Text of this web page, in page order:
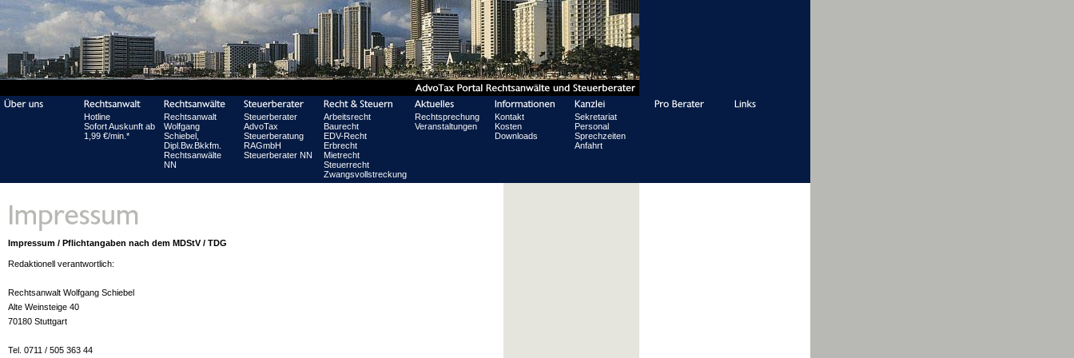
Hotline
Sofort Auskunft ab
1,99 €/min.*
Rechtsanwalt
Wolfgang
Schiebel,
Dipl.Bw.Bkkfm.
Rechtsanwälte
NN
Steuerberater
AdvoTax
Steuerberatung
RAGmbH
Steuerberater NN
Arbeitsrecht
Baurecht
EDV-Recht
Erbrecht
Mietrecht
Steuerrecht
Zwangsvollstreckung
Rechtsprechung
Veranstaltungen
Kontakt
Kosten
Downloads
Sekretariat
Personal
Sprechzeiten
Anfahrt
Impressum / Pflichtangaben nach dem MDStV / TDG
Redaktionell verantwortlich:
Rechtsanwalt Wolfgang Schiebel
Alte Weinsteige 40
70180 Stuttgart
Tel. 0711 / 505 363 44